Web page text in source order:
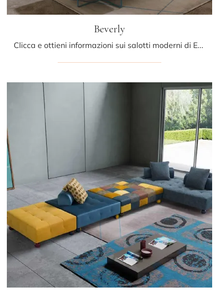
Beverly
Clicca e ottieni informazioni sui salotti moderni di Egoitaliano! Diversi modelli di divani, come Beverly, ti attendono.